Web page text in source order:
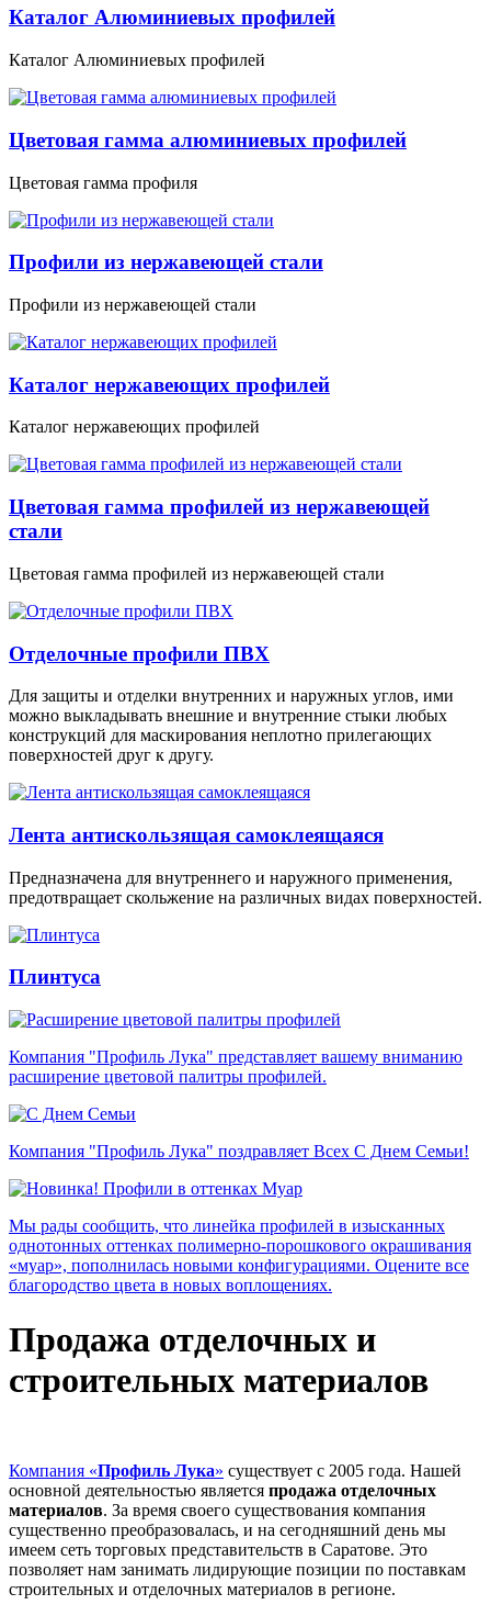
Каталог Алюминиевых профилей
Каталог Алюминиевых профилей
Цветовая гамма алюминиевых профилей
Цветовая гамма профиля
Профили из нержавеющей стали
Профили из нержавеющей стали
Каталог нержавеющих профилей
Каталог нержавеющих профилей
Цветовая гамма профилей из нержавеющей
стали
Цветовая гамма профилей из нержавеющей стали
Отделочные профили ПВХ
Для защиты и отделки внутренних и наружных углов, ими
можно выкладывать внешние и внутренние стыки любых
конструкций для маскирования неплотно прилегающих
поверхностей друг к другу.
Лента антискользящая самоклеящаяся
Предназначена для внутреннего и наружного применения,
предотвращает скольжение на различных видах поверхностей.
Плинтуса
Компания "Профиль Лука" представляет вашему вниманию
расширение цветовой палитры профилей.
Компания "Профиль Лука" поздравляет Всех С Днем Семьи!
Мы рады сообщить, что линейка профилей в изысканных
однотонных оттенках полимерно-порошкового окрашивания
«муар», пополнилась новыми конфигурациями. Оцените все
благородство цвета в новых воплощениях.
Продажа отделочных и
строительных материалов
Компания «Профиль Лука» существует с 2005 года. Нашей
основной деятельностью является продажа отделочных
материалов. За время своего существования компания
существенно преобразовалась, и на сегодняшний день мы
имеем сеть торговых представительств в Саратове. Это
позволяет нам занимать лидирующие позиции по поставкам
строительных и отделочных материалов в регионе.